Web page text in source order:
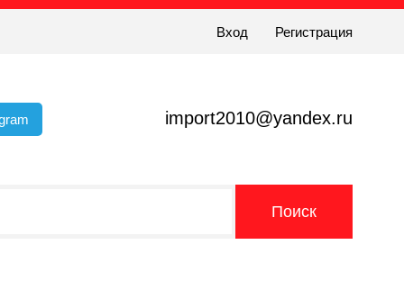
Вход Регистрация
import2010@yandex.ru